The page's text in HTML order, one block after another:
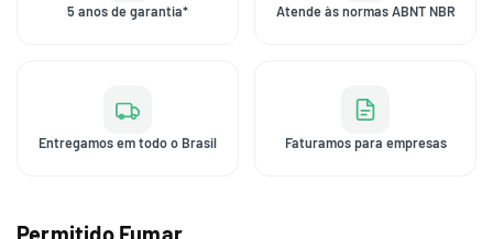
5 anos de garantia* Atende às normas ABNT NBR
Entregamos em todo o Brasil Faturamos para empresas
Permitido Fumar